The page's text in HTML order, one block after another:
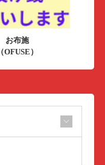
お布施
（OFUSE）